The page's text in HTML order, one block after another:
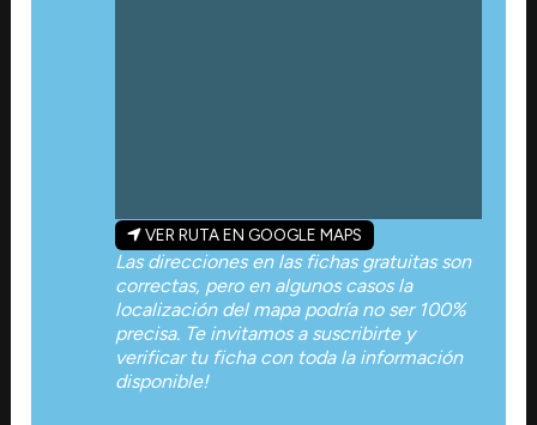
VER RUTA EN GOOGLE MAPS
Las direcciones en las fichas gratuitas son
correctas, pero en algunos casos la
localización del mapa podría no ser 100%
precisa. Te invitamos a suscribirte y
verificar tu ficha con toda la información
disponible!